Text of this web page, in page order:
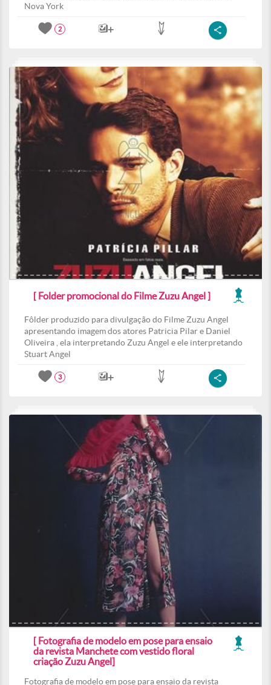
Nova York
2
[ Folder promocional do Filme Zuzu Angel ]
Fôlder produzido para divulgação do Filme Zuzu Angel
apresentando imagem dos atores Patricia Pilar e Daniel
Oliveira , ela interpretando Zuzu Angel e ele interpretando
Stuart Angel
3
[ Fotografia de modelo em pose para ensaio
da revista Manchete com vestido floral
criação Zuzu Angel]
Fotografia de modelo em pose para ensaio da revista